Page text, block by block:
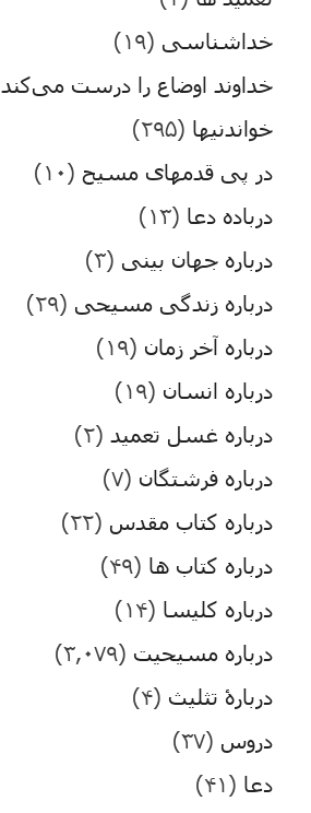
خداشناسی (۱۹)
خداوند اوضاع را درست می‌کند
خواندنیها (۲۹۵)
در پی قدمهای مسیح (۱۰)
درباده دعا (۱۳)
درباره جهان بینی (۳)
درباره زندگی مسیحی (۲۹)
درباره آخر زمان (۱۹)
درباره انسان (۱۹)
درباره غسل تعمید (۲)
درباره فرشتگان (۷)
درباره کتاب مقدس (۲۲)
درباره کتاب ها (۴۹)
درباره کلیسا (۱۴)
درباره مسیحیت (۳,۰۷۹)
دربارۀ تثلیث (۴)
دروس (۳۷)
دعا (۴۱)